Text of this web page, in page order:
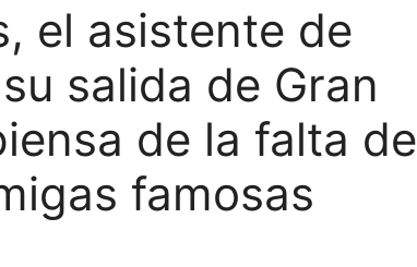
el asistente de
salida de Gran
de la falta de
famosas